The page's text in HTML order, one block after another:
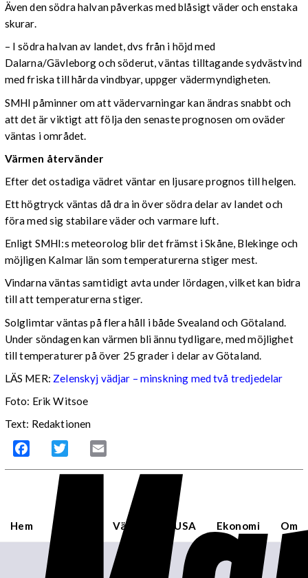
Även den södra halvan påverkas med blåsigt väder och enstaka
skurar.
– I södra halvan av landet, dvs från i höjd med
Dalarna/Gävleborg och söderut, väntas tilltagande sydvästvind
med friska till hårda vindbyar, uppger vädermyndigheten.
SMHI påminner om att vädervarningar kan ändras snabbt och
att det är viktigt att följa den senaste prognosen om oväder
väntas i området.
Värmen återvänder
Efter det ostadiga vädret väntar en ljusare prognos till helgen.
Ett högtryck väntas då dra in över södra delar av landet och
föra med sig stabilare väder och varmare luft.
Enligt SMHI:s meteorolog blir det främst i Skåne, Blekinge och
möjligen Kalmar län som temperaturerna stiger mest.
Vindarna väntas samtidigt avta under lördagen, vilket kan bidra
till att temperaturerna stiger.
Solglimtar väntas på flera håll i både Svealand och Götaland.
Under söndagen kan värmen bli ännu tydligare, med möjlighet
till temperaturer på över 25 grader i delar av Götaland.
LÄS MER: Zelenskyj vädjar – minskning med två tredjedelar
Foto: Erik Witsoe
Text: Redaktionen
Facebook Twitter
Hem Sverige Världen USA Ekonomi Om